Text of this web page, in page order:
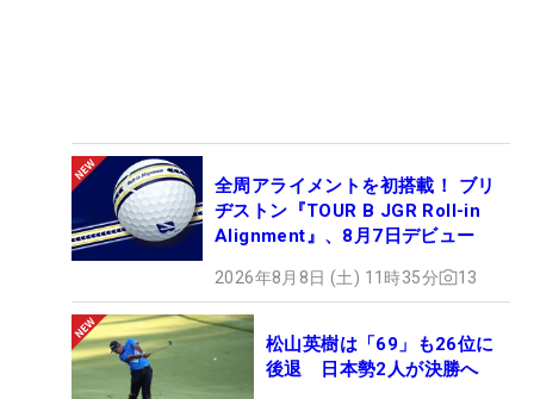
全周アライメントを初搭載！ ブリ
ヂストン『TOUR B JGR Roll-in
Alignment』、8月7日デビュー
2026年8月8日 (土) 11時35分 13
松山英樹は「69」も26位に
後退 日本勢2人が決勝へ